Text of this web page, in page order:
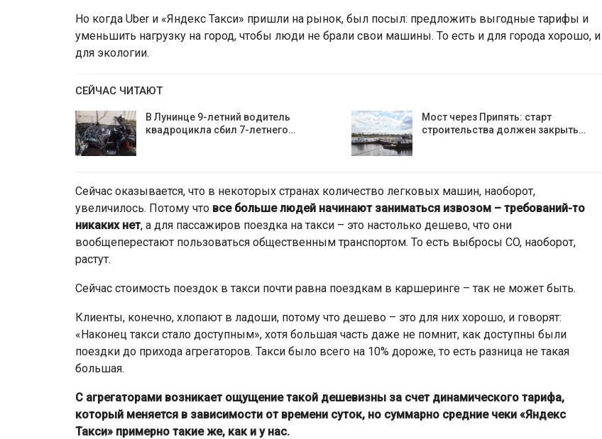
Но когда Uber и «Яндекс Такси» пришли на рынок, был посыл: предложить выгодные тарифы и
уменьшить нагрузку на город, чтобы люди не брали свои машины. То есть и для города хорошо, и
для экологии.
СЕЙЧАС ЧИТАЮТ
В Лунинце 9-летний водитель
квадроцикла сбил 7-летнего…
Мост через Припять: старт
строительства должен закрыть…
Сейчас оказывается, что в некоторых странах количество легковых машин, наоборот,
увеличилось. Потому что все больше людей начинают заниматься извозом – требований-то
никаких нет, а для пассажиров поездка на такси – это настолько дешево, что они
вообщеперестают пользоваться общественным транспортом. То есть выбросы CO, наоборот,
растут.
Сейчас стоимость поездок в такси почти равна поездкам в каршеринге – так не может быть.
Клиенты, конечно, хлопают в ладоши, потому что дешево – это для них хорошо, и говорят:
«Наконец такси стало доступным», хотя большая часть даже не помнит, как доступны были
поездки до прихода агрегаторов. Такси было всего на 10% дороже, то есть разница не такая
большая.
С агрегаторами возникает ощущение такой дешевизны за счет динамического тарифа,
который меняется в зависимости от времени суток, но суммарно средние чеки «Яндекс
Такси» примерно такие же, как и у нас.